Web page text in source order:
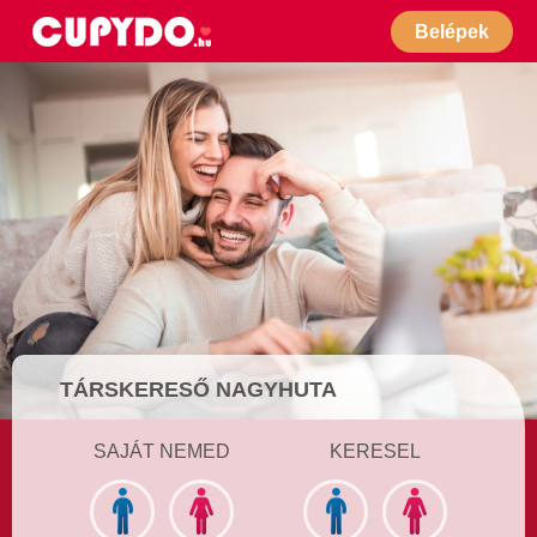
Belépek
TÁRSKERESŐ NAGYHUTA
SAJÁT NEMED KERESEL